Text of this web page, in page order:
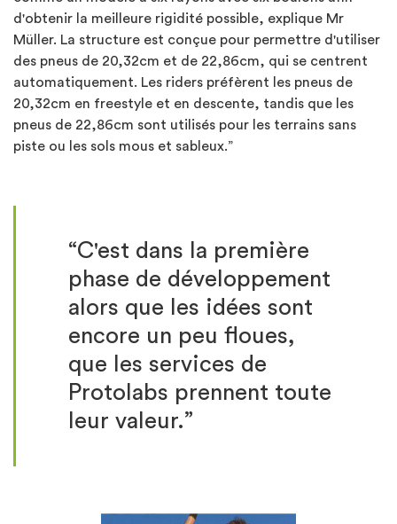
d'obtenir la meilleure rigidité possible, explique Mr
Müller. La structure est conçue pour permettre d'utiliser
des pneus de 20,32cm et de 22,86cm, qui se centrent
automatiquement. Les riders préfèrent les pneus de
20,32cm en freestyle et en descente, tandis que les
pneus de 22,86cm sont utilisés pour les terrains sans
piste ou les sols mous et sableux.”
“C'est dans la première
phase de développement
alors que les idées sont
encore un peu floues,
que les services de
Protolabs prennent toute
leur valeur.”